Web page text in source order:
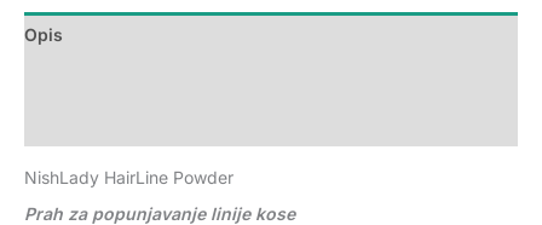
Opis
NishLady HairLine Powder
Prah za popunjavanje linije kose